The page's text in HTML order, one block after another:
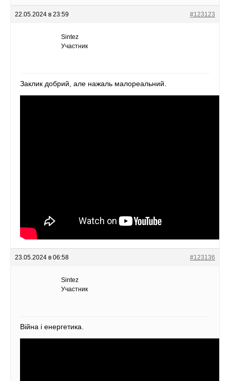
22.05.2024 в 23:59 #123123
Sintez
Участник
Заклик добрий, але нажаль малореальний.
23.05.2024 в 06:58 #123136
Sintez
Участник
Війна і енергетика.